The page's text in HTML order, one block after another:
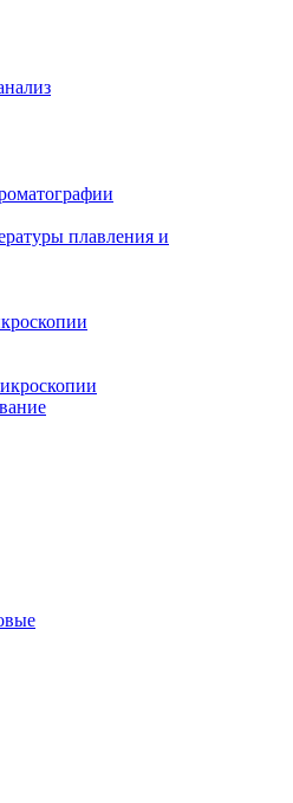
плавления и